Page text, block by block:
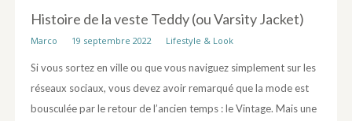
Histoire de la veste Teddy (ou Varsity Jacket)
Marco 19 septembre 2022 Lifestyle & Look
Si vous sortez en ville ou que vous naviguez simplement sur les
réseaux sociaux, vous devez avoir remarqué que la mode est
bousculée par le retour de l’ancien temps : le Vintage. Mais une